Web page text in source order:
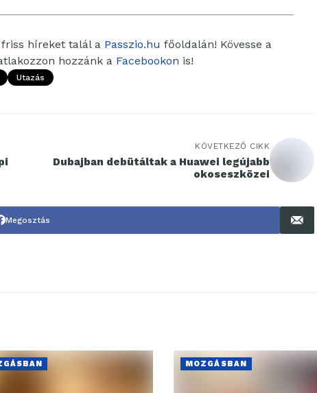
híreket talál a Passzio.hu főoldalán! Kövesse a
hozzánk a Facebookon is!
Utazás
KÖVETKEZŐ CIKK
Dubajban debütáltak a Huawei legújabb
okoseszközei
Megosztás
MOZGÁSBAN